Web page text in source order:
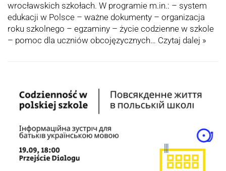
wrocławskich szkołach. W programie m.in.: – system
edukacji w Polsce – ważne dokumenty – organizacja
roku szkolnego – egzaminy – życie codzienne w szkole
– pomoc dla uczniów obcojęzycznych… Czytaj dalej »